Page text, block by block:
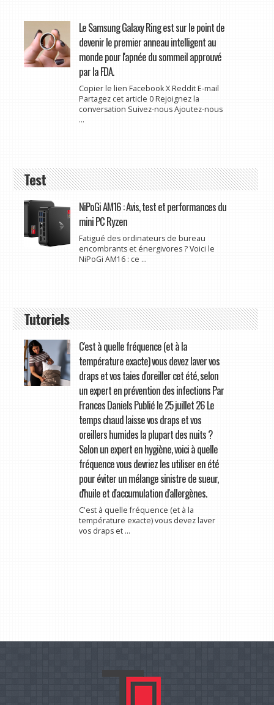
Le Samsung Galaxy Ring est sur le point de
devenir le premier anneau intelligent au
monde pour l'apnée du sommeil approuvé
par la FDA.
Copier le lien Facebook X Reddit E-mail
Partagez cet article 0 Rejoignez la
conversation Suivez-nous Ajoutez-nous
...
Test
NiPoGi AM16 : Avis, test et performances du
mini PC Ryzen
Fatigué des ordinateurs de bureau
encombrants et énergivores ? Voici le
NiPoGi AM16 : ce ...
Tutoriels
C'est à quelle fréquence (et à la
température exacte) vous devez laver vos
draps et vos taies d'oreiller cet été, selon
un expert en prévention des infections Par
Frances Daniels Publié le 25 juillet 26 Le
temps chaud laisse vos draps et vos
oreillers humides la plupart des nuits ?
Selon un expert en hygiène, voici à quelle
fréquence vous devriez les utiliser en été
pour éviter un mélange sinistre de sueur,
d'huile et d'accumulation d'allergènes.
C'est à quelle fréquence (et à la
température exacte) vous devez laver
vos draps et ...